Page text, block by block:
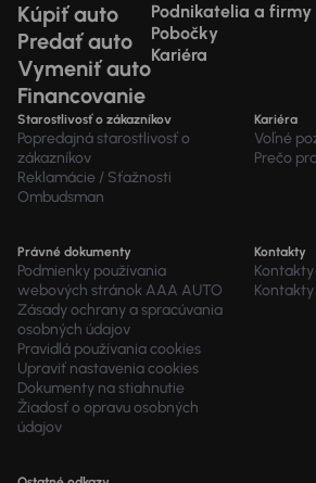
Kúpiť auto
Predať auto
Vymeniť auto
Financovanie
Podnikatelia a firmy
Pobočky
Kariéra
Starostlivosť o zákazníkov
Popredajná starostlivosť o
zákazníkov
Reklamácie / Sťažnosti
Ombudsman
Kariéra
Voľné
Prečo
Právné dokumenty
Podmienky používania
webových stránok AAA AUTO
Zásady ochrany a spracúvania
osobných údajov
Pravidlá používania cookies
Upraviť nastavenia cookies
Dokumenty na stiahnutie
Žiadosť o opravu osobných
údajov
Kontakty
Kontakty